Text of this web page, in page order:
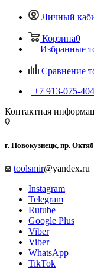
Личный
Корзина0
Избранные
Сравнение
+7 913-075-
Контактная
г. Новокузнецк, пр.
toolsmir@yandex.ru
Instagram
Telegram
Rutube
Google Plus
Viber
Viber
WhatsApp
TikTok